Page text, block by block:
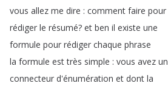
vous allez me dire : comment faire pour
rédiger le résumé? et ben il existe une
formule pour rédiger chaque phrase
la formule est très simple : vous avez un
connecteur d'énumération et dont la